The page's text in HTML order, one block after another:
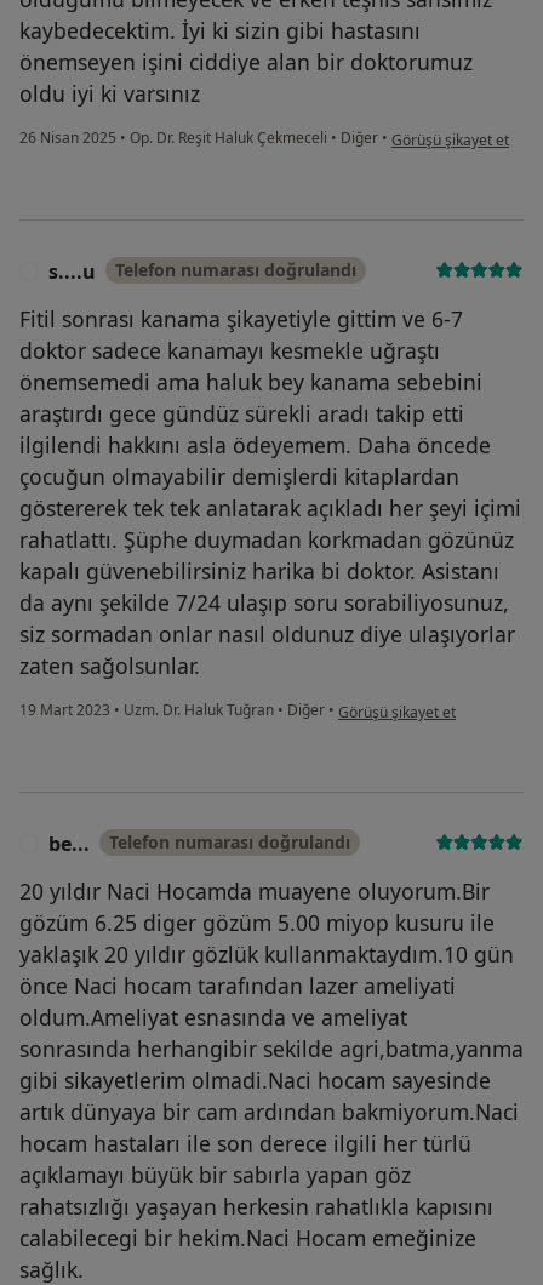
kaybedecektim. İyi ki sizin gibi hastasını
önemseyen işini ciddiye alan bir doktorumuz
oldu iyi ki varsınız
26 Nisan 2025 • Op. Dr. Reşit Haluk Çekmeceli • Diğer • kullanıcının görüşüne
Görüşü şikayet et
s....u Telefon numarası doğrulandı
Fitil sonrası kanama şikayetiyle gittim ve 6-7
doktor sadece kanamayı kesmekle uğraştı
önemsemedi ama haluk bey kanama sebebini
araştırdı gece gündüz sürekli aradı takip etti
ilgilendi hakkını asla ödeyemem. Daha öncede
çocuğun olmayabilir demişlerdi kitaplardan
göstererek tek tek anlatarak açıkladı her şeyi içimi
rahatlattı. Şüphe duymadan korkmadan gözünüz
kapalı güvenebilirsiniz harika bi doktor. Asistanı
da aynı şekilde 7/24 ulaşıp soru sorabiliyosunuz,
siz sormadan onlar nasıl oldunuz diye ulaşıyorlar
zaten sağolsunlar.
19 Mart 2023 • Uzm. Dr. Haluk Tuğran • Diğer • kullanıcının görüşüne göre
Görüşü şikayet et
be... Telefon numarası doğrulandı
20 yıldır Naci Hocamda muayene oluyorum.Bir
gözüm 6.25 diger gözüm 5.00 miyop kusuru ile
yaklaşık 20 yıldır gözlük kullanmaktaydım.10 gün
önce Naci hocam tarafından lazer ameliyati
oldum.Ameliyat esnasında ve ameliyat
sonrasında herhangibir sekilde agri,batma,yanma
gibi sikayetlerim olmadi.Naci hocam sayesinde
artık dünyaya bir cam ardından bakmiyorum.Naci
hocam hastaları ile son derece ilgili her türlü
açıklamayı büyük bir sabırla yapan göz
rahatsızlığı yaşayan herkesin rahatlıkla kapısını
calabilecegi bir hekim.Naci Hocam emeğinize
sağlık.